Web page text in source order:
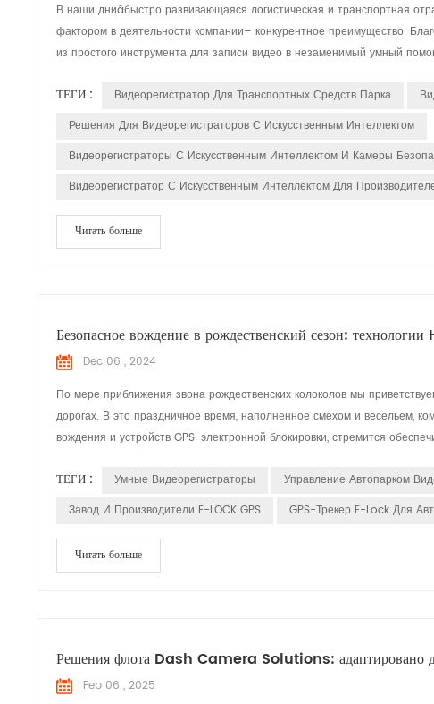
В наши дниâбыстро развивающаяся логистическая и транспортная
фактором в деятельности компании– конкурентное преимущество.
из простого инструмента для записи видео в незаменимый умный
ТЕГИ : Видеорегистратор Для Транспортных Средств Парка
Решения Для Видеорегистраторов С Искусственным Интеллектом
Видеорегистраторы С Искусственным Интеллектом И Камеры
Видеорегистратор С Искусственным Интеллектом Для
Читать больше
Безопасное вождение в рождественский сезон:
Dec 06 , 2024
По мере приближения звона рождественских колоколов мы
дорогах. В это праздничное время, наполненное смехом и весельем,
вождения и устройств GPS-электронной блокировки, стремится
ТЕГИ : Умные Видеорегистраторы Управление Автопарком
Завод И Производители E-LOCK GPS
GPS-Трекер E-Lock Для
Читать больше
Решения флота Dash Camera Solutions: адаптировано
Feb 06 , 2025